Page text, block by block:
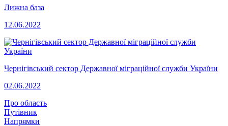
Лижна база
12.06.2022
Чернігівський сектор Державної міграційної служби України
02.06.2022
Про область
Путівник
Напрямки